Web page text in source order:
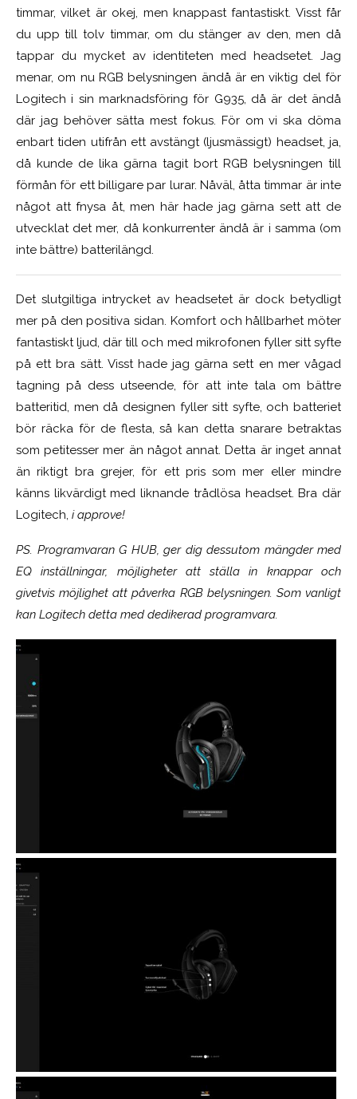
timmar, vilket är okej, men knappast fantastiskt. Visst får
du upp till tolv timmar, om du stänger av den, men då
tappar du mycket av identiteten med headsetet. Jag
menar, om nu RGB belysningen ändå är en viktig del för
Logitech i sin marknadsföring för G935, då är det ändå
där jag behöver sätta mest fokus. För om vi ska döma
enbart tiden utifrån ett avstängt (ljusmässigt) headset, ja,
då kunde de lika gärna tagit bort RGB belysningen till
förmån för ett billigare par lurar. Nåväl, åtta timmar är inte
något att fnysa åt, men här hade jag gärna sett att de
utvecklat det mer, då konkurrenter ändå är i samma (om
inte bättre) batterilängd.
Det slutgiltiga intrycket av headsetet är dock betydligt
mer på den positiva sidan. Komfort och hållbarhet möter
fantastiskt ljud, där till och med mikrofonen fyller sitt syfte
på ett bra sätt. Visst hade jag gärna sett en mer vågad
tagning på dess utseende, för att inte tala om bättre
batteritid, men då designen fyller sitt syfte, och batteriet
bör räcka för de flesta, så kan detta snarare betraktas
som petitesser mer än något annat. Detta är inget annat
än riktigt bra grejer, för ett pris som mer eller mindre
känns likvärdigt med liknande trådlösa headset. Bra där
Logitech, i approve!
PS. Programvaran G HUB, ger dig dessutom mängder med
EQ inställningar, möjligheter att ställa in knappar och
givetvis möjlighet att påverka RGB belysningen. Som vanligt
kan Logitech detta med dedikerad programvara.